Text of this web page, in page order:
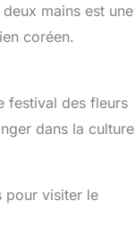
mains est une
coréen.
festival des fleurs
dans la culture
pour visiter le